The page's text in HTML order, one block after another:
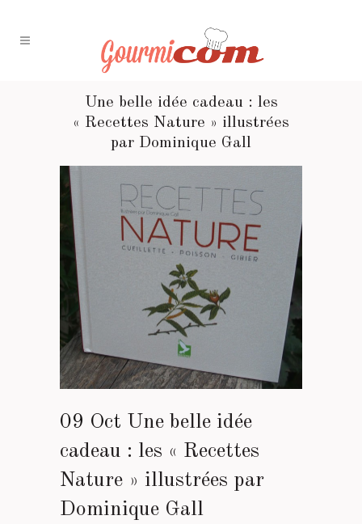
Une belle idée cadeau : les
« Recettes Nature » illustrées
par Dominique Gall
09 Oct Une belle idée
cadeau : les « Recettes
Nature » illustrées par
Dominique Gall